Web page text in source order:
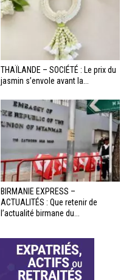
THAÏLANDE – SOCIÉTÉ : Le prix du
jasmin s’envole avant la...
BIRMANIE EXPRESS –
ACTUALITÉS : Que retenir de
l’actualité birmane du...